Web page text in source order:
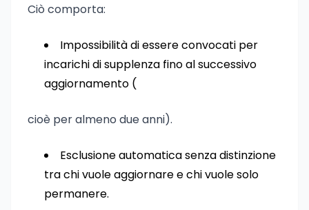
Ciò comporta:
Impossibilità di essere convocati per
incarichi di supplenza fino al successivo
aggiornamento (
cioè per almeno due anni).
Esclusione automatica senza distinzione
tra chi vuole aggiornare e chi vuole solo
permanere.